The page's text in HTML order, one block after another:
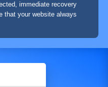
immediate recovery
that your website always